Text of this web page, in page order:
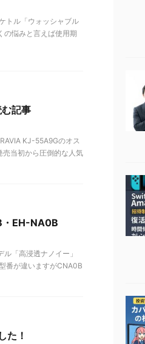
トル「ウォッシャブル
の悩みと言えば使用期
記事
KJ-55A9Gのオス
当初から圧倒的な人気
・EH-NA0B
「高浸透ナノイー」
番が違いますがCNA0B
た！